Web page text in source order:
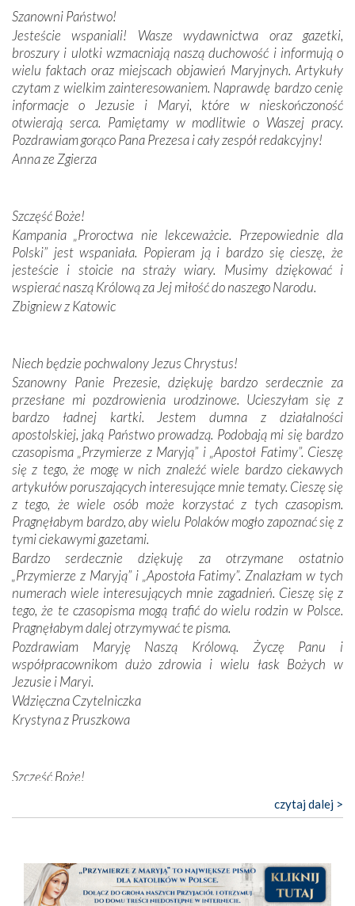
połączenie talentów z wytrwałością i pracowitością
budowniczych.
Podążyliśmy też śladami fatimskich wizjonerów – Łucji
dos Santos oraz świętych Hiacynty i Franciszka Marto.
Modliliśmy się przy ich grobach. Odprawiliśmy Drogę
Krzyżową w ich rodzinnych stronach, odwiedziliśmy
domy, w których żyli.
Darczyńców w ramach akcji „Twoje światło w Fatimie”.
Podczas tej kilkudniowej wyprawy na każdym kroku
spotykaliśmy się z serdeczną otwartością
Portugalczyków. Podziwialiśmy ich ludową sztukę i
zwyczaje. Mimo że nasze kraje są od siebie bardzo
oddalone, w żaden sposób nie czuliśmy się obco.
wspólnej wierze. Podczas wyjazdów do historycznych
miejsc, które znalazły się na trasie naszej pielgrzymki,
mieliśmy okazję przekonać się, że Maryja swoją opieką
otacza nie tylko nasz naród, lecz wszystkie nacje, które
się Jej ufnie oddają, a także każdą osobę, która zawierza
Jej siebie oraz swych bliskich.
Dzieje Portugalii to również historia wierności Bogu i
odstępstw, także w życiu władców. Trudne momenty w
wymiarze tak osobistym, jak i zbiorowym, przypominają o
konieczności ciągłego zabiegania o własną duszę i o łaskę
Opatrzności. Wierność przynosi pomyślność –
przynajmniej w życiu duchowym. Odstępstwo owocuje
nieszczęściem i śmiercią. Te uniwersalne prawdy
przychodziły na myśl, gdy słuchaliśmy opowieści
przewodników o portugalskich monarchach i wodzach,
zwycięskich bitwach i nieszczęśliwych losach grzesznych
kochanków.
Byli tym razem pośród Apostołów Fatimy reprezentanci
każdego spośród żyjących pokoleń. Najmłodszy uczestnik
liczył sobie 13 lat, zaś senior, pan Zdzisław – już 94.
Nasza pielgrzymka nie byłaby tak bogata w duchową treść
bez obecności duszpasterza – księdza Krzysztofa.
niezwykłej czci dla Matki Bożej śpiewemGodzinek
pięknych pieśni.
Szanowni Państwo!
Jesteście wspaniali! Wasze wydawnictwa oraz gazetki,
broszury i ulotki wzmacniają naszą duchowość i informują o
wielu faktach oraz miejscach objawień Maryjnych. Artykuły
czytam z wielkim zainteresowaniem. Naprawdę bardzo cenię
informacje o Jezusie i Maryi, które w nieskończoność
otwierają serca. Pamiętamy w modlitwie o Waszej pracy.
Pozdrawiam gorąco Pana Prezesa i cały zespół redakcyjny!
Anna ze Zgierza
Szczęść Boże!
Kampania „Proroctwa nie lekceważcie. Przepowiednie dla
Polski” jest wspaniała. Popieram ją i bardzo się cieszę, że
jesteście i stoicie na straży wiary. Musimy dziękować i
wspierać naszą Królową za Jej miłość do naszego Narodu.
Zbigniew z Katowic
Niech będzie pochwalony Jezus Chrystus!
Szanowny Panie Prezesie, dziękuję bardzo serdecznie za
przesłane mi pozdrowienia urodzinowe. Ucieszyłam się z
bardzo ładnej kartki. Jestem dumna z działalności
apostolskiej, jaką Państwo prowadzą. Podobają mi się bardzo
czasopisma „Przymierze z Maryją” i „Apostoł Fatimy”. Cieszę
się z tego, że mogę w nich znaleźć wiele bardzo ciekawych
artykułów poruszających interesujące mnie tematy. Cieszę się
z tego, że wiele osób może korzystać z tych czasopism.
Pragnęłabym bardzo, aby wielu Polaków mogło zapoznać się z
tymi ciekawymi gazetami.
Bardzo serdecznie dziękuję za otrzymane ostatnio
„Przymierze z Maryją” i „Apostoła Fatimy”. Znalazłam w tych
numerach wiele interesujących mnie zagadnień. Cieszę się z
tego, że te czasopisma mogą trafić do wielu rodzin w Polsce.
Pragnęłabym dalej otrzymywać te pisma.
Pozdrawiam Maryję Naszą Królową. Życzę Panu i
współpracownikom dużo zdrowia i wielu łask Bożych w
Jezusie i Maryi.
Wdzięczna Czytelniczka
Krystyna z Pruszkowa
Szczęść Boże!
to pismo, które bardzo sobie cenię i szanuję. Redagujecie
nas prowadzi!
Barbara
czytaj dalej >